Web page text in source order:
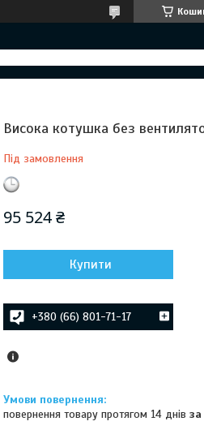
Висока котушка без
Під замовлення
95 524 ₴
Купити
+380 (66) 801-71-17
повернення товару протягом 14 днів